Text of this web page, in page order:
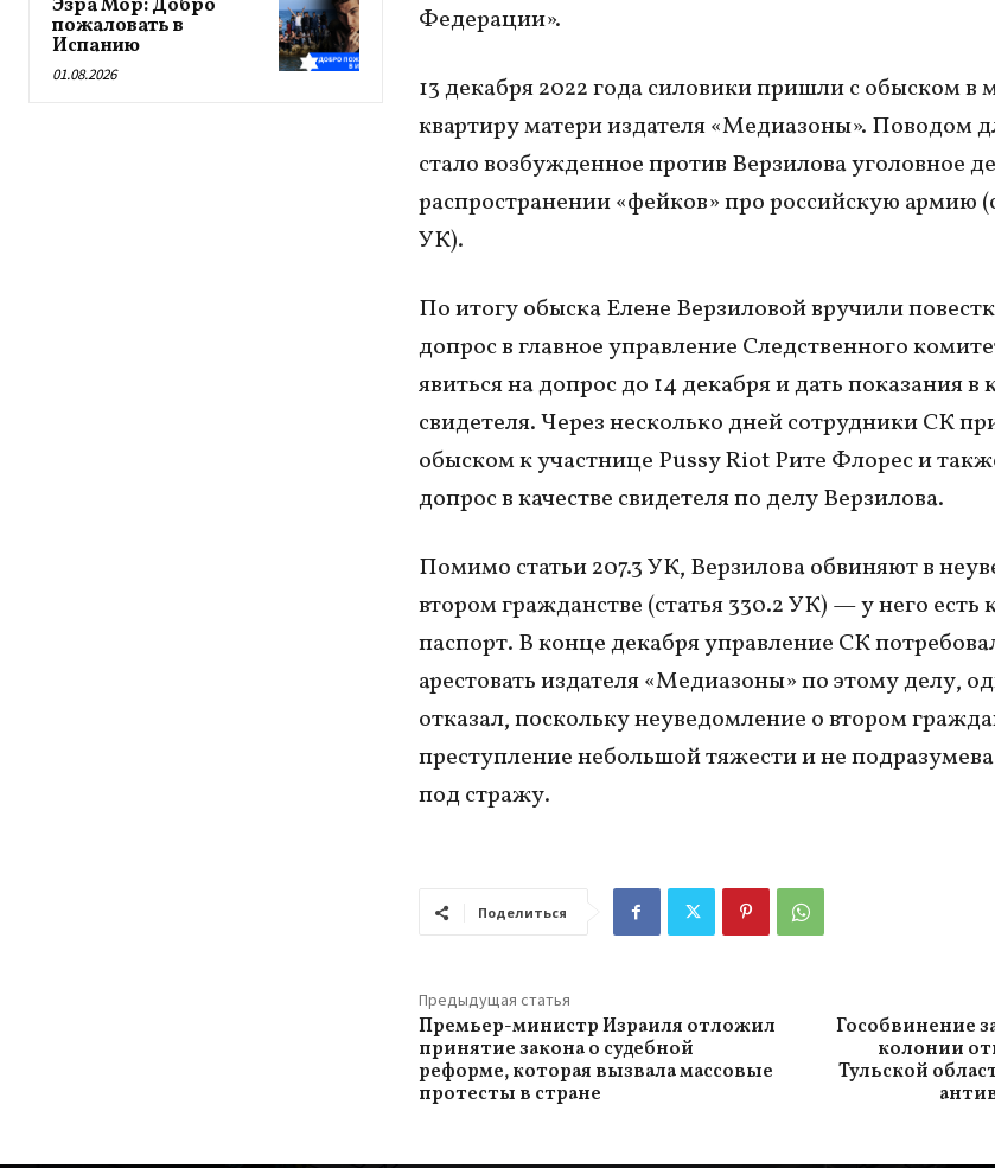
Эзра Мор: Добро
пожаловать в
Испанию
01.08.2026
Федерации».
13 декабря 2022 года силовики пришли с обыском в
квартиру матери издателя «Медиазоны». Поводом
стало возбужденное против Верзилова уголовное
распространении «фейков» про российскую армию
УК).
По итогу обыска Елене Верзиловой вручили
допрос в главное управление Следственного
явиться на допрос до 14 декабря и дать показания в
свидетеля. Через несколько дней сотрудники СК
обыском к участнице Pussy Riot Рите Флорес и
допрос в качестве свидетеля по делу Верзилова.
Помимо статьи 207.3 УК, Верзилова обвиняют в
втором гражданстве (статья 330.2 УК) — у него есть
паспорт. В конце декабря управление СК
арестовать издателя «Медиазоны» по этому делу,
отказал, поскольку неуведомление о втором
преступление небольшой тяжести и не
под стражу.
Поделиться
Предыдущая статья
Премьер-министр Израиля отложил
принятие закона о судебной
реформе, которая вызвала массовые
протесты в стране
Гособвинение
колонии
Тульской